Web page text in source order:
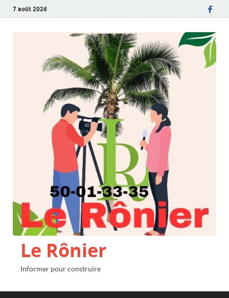
7 août 2026
Le Rônier
Informer pour construire